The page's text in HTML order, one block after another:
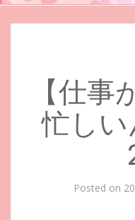
【仕事
忙し
Posted on